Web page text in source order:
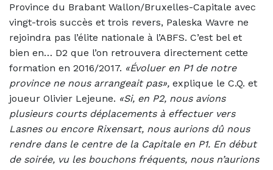
Province du Brabant Wallon/Bruxelles-Capitale avec
vingt-trois succès et trois revers, Paleska Wavre ne
rejoindra pas l’élite nationale à l’ABFS. C’est bel et
bien en… D2 que l’on retrouvera directement cette
formation en 2016/2017. «Évoluer en P1 de notre
province ne nous arrangeait pas», explique le C.Q. et
joueur Olivier Lejeune. «Si, en P2, nous avions
plusieurs courts déplacements à effectuer vers
Lasnes ou encore Rixensart, nous aurions dû nous
rendre dans le centre de la Capitale en P1. En début
de soirée, vu les bouchons fréquents, nous n’aurions